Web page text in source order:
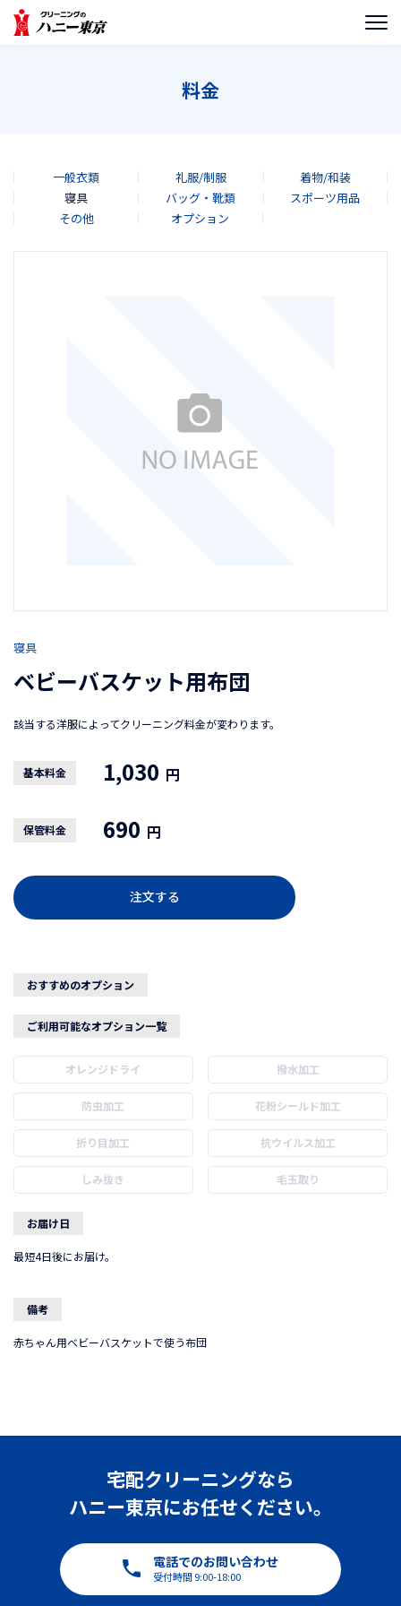
料金
一般衣類 礼服/制服
着物/和装
寝具
バッグ・靴類
スポーツ用品
その他
オプション
寝具
ベビーバスケット用布団
該当する洋服によってクリーニング料金が変わります。
基本料金 1,030 円
保管料金 690 円
注文する
おすすめのオプション
ご利用可能なオプション一覧
オレンジドライ 撥水加工
防虫加工 花粉シールド加工
折り目加工 抗ウイルス加工
しみ抜き 毛玉取り
お届け日
最短4日後にお届け。
備考
赤ちゃん用ベビーバスケットで使う布団
宅配クリーニングなら
ハニー東京にお任せください。
電話でのお問い合わせ
受付時間 9:00-18:00